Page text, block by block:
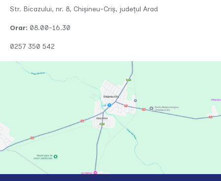
Str. Bicazului, nr. 8, Chișineu-Criș, județul Arad
Orar: 08.00-16.30
0257 350 542